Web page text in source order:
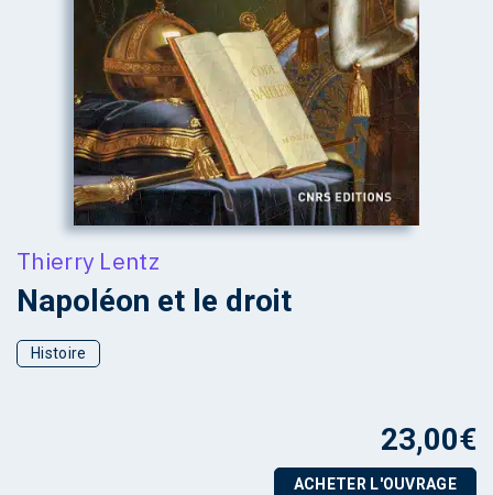
Thierry Lentz
Napoléon et le droit
Histoire
23,00€
ACHETER L'OUVRAGE